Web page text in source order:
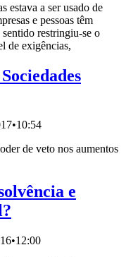
estava a ser usado de
e pessoas têm
sentido restringiu-se o
de exigências,
•10:54
de veto nos aumentos
e
•12:00